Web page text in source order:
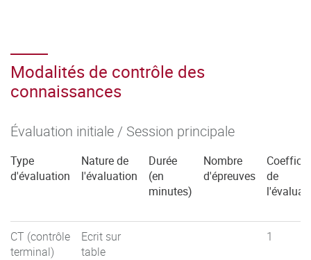
Modalités de contrôle des
connaissances
Évaluation initiale / Session principale
Type
d'évaluation
Nature de
l'évaluation
Durée
(en
minutes)
Nombre
d'épreuves
de
CT (contrôle
terminal)
Ecrit sur
table
1